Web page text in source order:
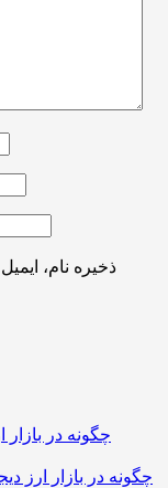
ذخیره نام،
چگونه در بازار ارز